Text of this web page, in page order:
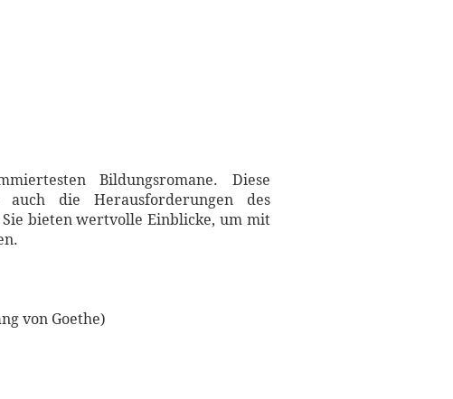
Bildungsromane. Diese
die Herausforderungen des
bieten wertvolle Einblicke, um mit
von Goethe)